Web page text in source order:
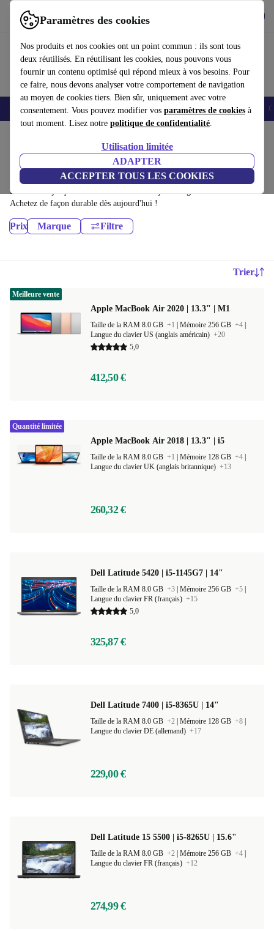
Paramètres des cookies
Nos produits et nos cookies ont un point commun : ils sont tous
deux réutilisés. En réutilisant les cookies, nous pouvons vous
fournir un contenu optimisé qui répond mieux à vos besoins. Pour
ce faire, nous devons analyser votre comportement de navigation
au moyen de cookies tiers. Bien sûr, uniquement avec votre
consentement. Vous pouvez modifier vos paramètres de cookies à
tout moment. Lisez notre politique de confidentialité.
Utilisation limitée
ADAPTER
ACCEPTER TOUS LES COOKIES
Utilisez refurbed rapidement et facilement
Smartphones Laptops Tablettes Montres connectées Accessoires
Ordinateurs portables:
Ordinateurs portables certifiés reconditionnés à moins de 6500€ –
économisez jusqu'à 40 %. Retours sous 30 jours et garantie de 12 mois.
Achetez de façon durable dès aujourd'hui !
Prix Marque Filtre
Trier
Apple MacBook Air 2020 | 13.3" | M1
Taille de la RAM 8.0 GB +1 Mémoire 256 GB +4
Langue du clavier US (anglais américain) +20
5,0
412,50 €
Meilleure vente
Apple MacBook Air 2018 | 13.3" | i5
Taille de la RAM 8.0 GB +1 Mémoire 128 GB +4
Langue du clavier UK (anglais britannique) +13
260,32 €
Quantité limitée
Dell Latitude 5420 | i5-1145G7 | 14"
Taille de la RAM 8.0 GB +3 Mémoire 256 GB +5
Langue du clavier FR (français) +15
5,0
325,87 €
Dell Latitude 7400 | i5-8365U | 14"
Taille de la RAM 8.0 GB +2 Mémoire 128 GB +8
Langue du clavier DE (allemand) +17
229,00 €
Dell Latitude 15 5500 | i5-8265U | 15.6"
Taille de la RAM 8.0 GB +2 Mémoire 256 GB +4
Langue du clavier FR (français) +12
274,99 €